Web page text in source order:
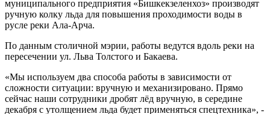
муниципального предприятия «Бишкекзеленхоз» производят
ручную колку льда для повышения проходимости воды в
русле реки Ала-Арча.
По данным столичной мэрии, работы ведутся вдоль реки на
пересечении ул. Льва Толстого и Бакаева.
«Мы используем два способа работы в зависимости от
сложности ситуации: вручную и механизировано. Прямо
сейчас наши сотрудники дробят лёд вручную, в середине
декабря с утолщением льда будет применяться спецтехника», -